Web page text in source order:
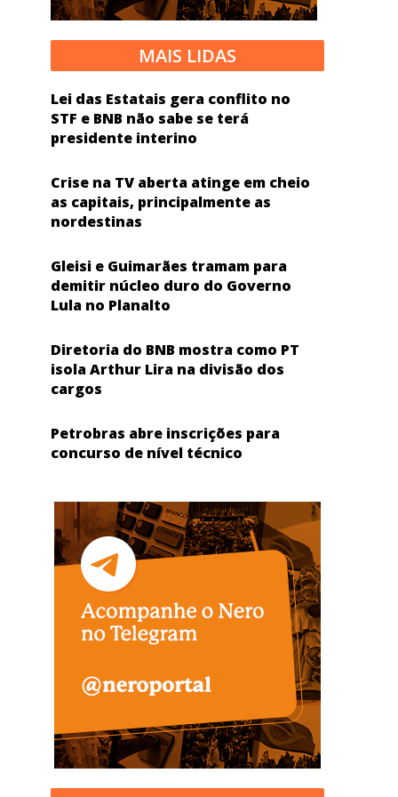
MAIS LIDAS
Lei das Estatais gera conflito no
STF e BNB não sabe se terá
presidente interino
Crise na TV aberta atinge em cheio
as capitais, principalmente as
nordestinas
Gleisi e Guimarães tramam para
demitir núcleo duro do Governo
Lula no Planalto
Diretoria do BNB mostra como PT
isola Arthur Lira na divisão dos
cargos
Petrobras abre inscrições para
concurso de nível técnico